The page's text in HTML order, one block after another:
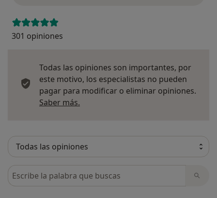
301 opiniones
Todas las opiniones son importantes, por
este motivo, los especialistas no pueden
pagar para modificar o eliminar opiniones.
Saber más.
Busca en opiniones